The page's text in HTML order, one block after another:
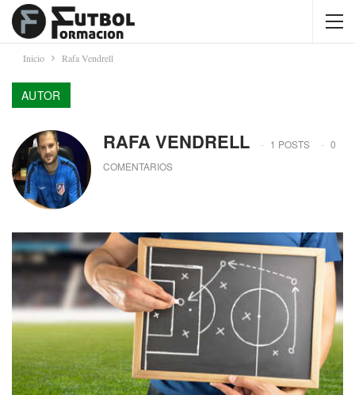
Inicio Rafa Vendrell
AUTOR
RAFA VENDRELL 1 POSTS
0
COMENTARIOS